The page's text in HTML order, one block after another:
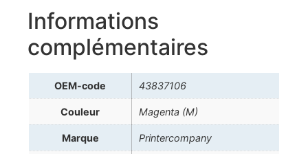
Informations
complémentaires
OEM-code 43837106
Couleur Magenta (M)
Marque Printercompany